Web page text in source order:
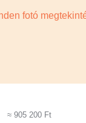
≈ 905 200 Ft